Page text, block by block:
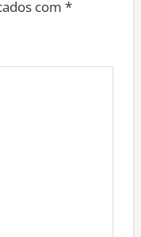
com *